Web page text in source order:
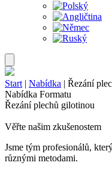
Start | Nabídka | Řezání
Nabídka Formatu
Řezání plechů gilotinou
Věřte našim zkušenostem
Jsme tým profesionálů,
různými metodami.